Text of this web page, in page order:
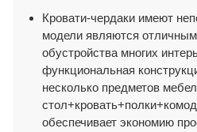
Кровати-чердаки имеют
модели являются
обустройства многих
функциональная
несколько предметов
обеспечивает экономию